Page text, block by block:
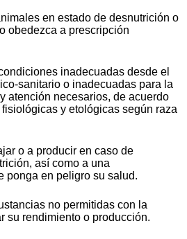
en estado de desnutrición o
obedezca a prescripción
inadecuadas desde el
sanitario o inadecuadas para la
atención necesarios, de acuerdo
y etológicas según raza
o a producir en caso de
así como a una
ponga en peligro su salud.
no permitidas con la
su rendimiento o producción.